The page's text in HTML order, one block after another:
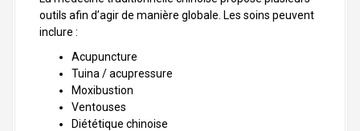
outils afin d’agir de manière globale. Les soins peuvent
inclure :
Acupuncture
Tuina / acupressure
Moxibustion
Ventouses
Diététique chinoise